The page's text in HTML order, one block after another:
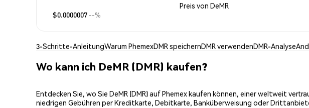
Preis von DeMR
$0.0000007 --%
3-Schritte-AnleitungWarum PhemexDMR speichernDMR verwendenDMR-Analyse
Wo kann ich DeMR (DMR) kaufen?
Entdecken Sie, wo Sie DeMR (DMR) auf Phemex kaufen können, einer weltweit
niedrigen Gebühren per Kreditkarte, Debitkarte, Banküberweisung oder